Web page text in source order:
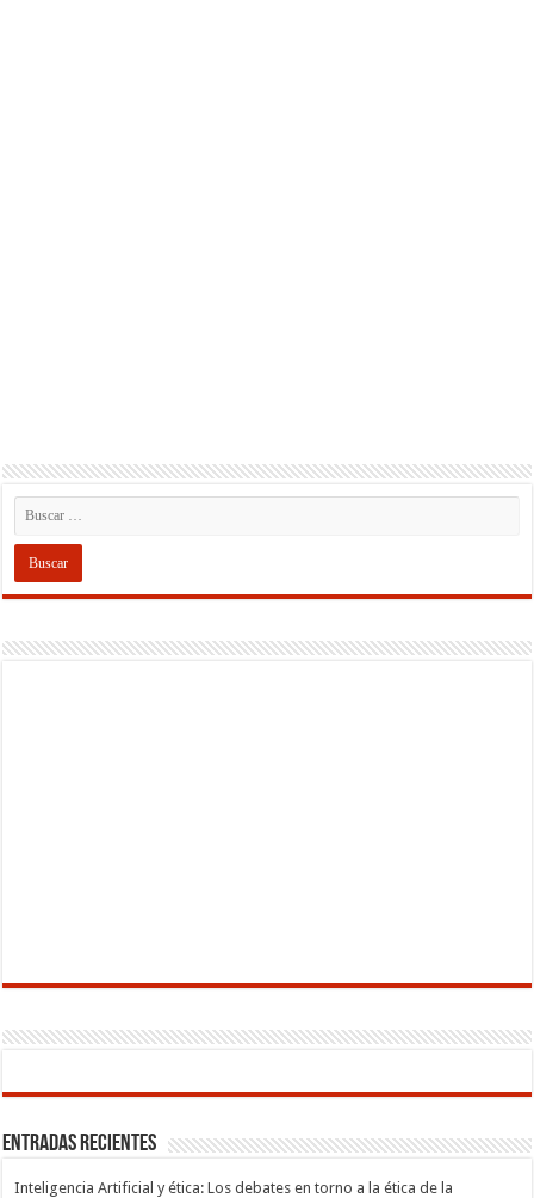
Entradas recientes
Inteligencia Artificial y ética: Los debates en torno a la ética de la